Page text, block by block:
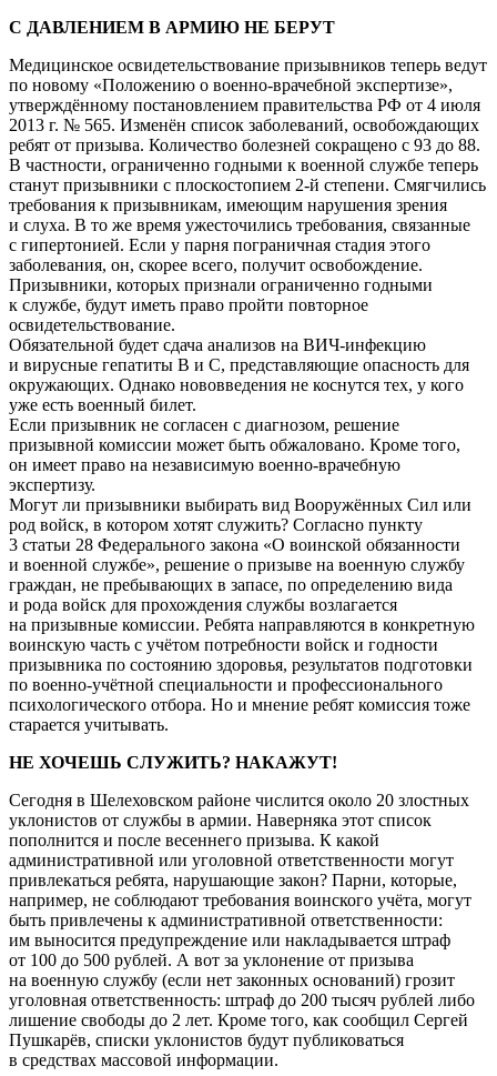
С ДАВЛЕНИЕМ В АРМИЮ НЕ БЕРУТ
Медицинское освидетельствование призывников теперь ведут
по новому «Положению о военно-врачебной экспертизе»,
утверждённому постановлением правительства РФ от 4 июля
2013 г. № 565. Изменён список заболеваний, освобождающих
ребят от призыва. Количество болезней сокращено с 93 до 88.
В частности, ограниченно годными к военной службе теперь
станут призывники с плоскостопием 2-й степени. Смягчились
требования к призывникам, имеющим нарушения зрения
и слуха. В то же время ужесточились требования, связанные
с гипертонией. Если у парня пограничная стадия этого
заболевания, он, скорее всего, получит освобождение.
Призывники, которых признали ограниченно годными
к службе, будут иметь право пройти повторное
освидетельствование.
Обязательной будет сдача анализов на ВИЧ-инфекцию
и вирусные гепатиты В и С, представляющие опасность для
окружающих. Однако нововведения не коснутся тех, у кого
уже есть военный билет.
Если призывник не согласен с диагнозом, решение
призывной комиссии может быть обжаловано. Кроме того,
он имеет право на независимую военно-врачебную
экспертизу.
Могут ли призывники выбирать вид Вооружённых Сил или
род войск, в котором хотят служить? Согласно пункту
3 статьи 28 Федерального закона «О воинской обязанности
и военной службе», решение о призыве на военную службу
граждан, не пребывающих в запасе, по определению вида
и рода войск для прохождения службы возлагается
на призывные комиссии. Ребята направляются в конкретную
воинскую часть с учётом потребности войск и годности
призывника по состоянию здоровья, результатов подготовки
по военно-учётной специальности и профессионального
психологического отбора. Но и мнение ребят комиссия тоже
старается учитывать.
НЕ ХОЧЕШЬ СЛУЖИТЬ? НАКАЖУТ!
Сегодня в Шелеховском районе числится около 20 злостных
уклонистов от службы в армии. Наверняка этот список
пополнится и после весеннего призыва. К какой
административной или уголовной ответственности могут
привлекаться ребята, нарушающие закон? Парни, которые,
например, не соблюдают требования воинского учёта, могут
быть привлечены к административной ответственности:
им выносится предупреждение или накладывается штраф
от 100 до 500 рублей. А вот за уклонение от призыва
на военную службу (если нет законных оснований) грозит
уголовная ответственность: штраф до 200 тысяч рублей либо
лишение свободы до 2 лет. Кроме того, как сообщил Сергей
Пушкарёв, списки уклонистов будут публиковаться
в средствах массовой информации.